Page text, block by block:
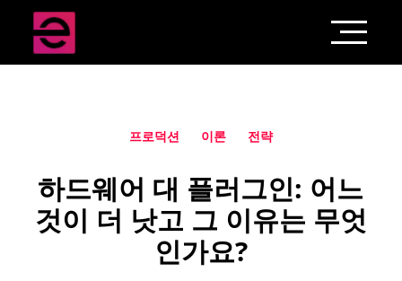
프로덕션 이론 전략
하드웨어 대 플러그인: 어느
것이 더 낫고 그 이유는 무엇
인가요?